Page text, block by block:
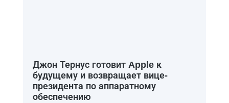
Джон Тернус готовит Apple к
будущему и возвращает вице-
президента по аппаратному
обеспечению